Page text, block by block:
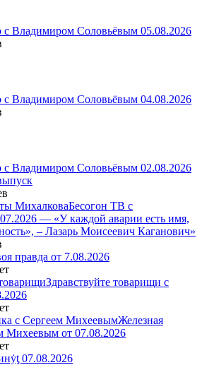
с Владимиром Соловьёвым 05.08.2026
с Владимиром Соловьёвым 04.08.2026
с Владимиром Соловьёвым 02.08.2026
Бесогон ТВ с
— «У каждой аварии есть имя,
– Лазарь Моисеевич Каганович»
правда от 7.08.2026
Здравствуйте товарищи с
Железная
Михеевым от 07.08.2026
07.08.2026